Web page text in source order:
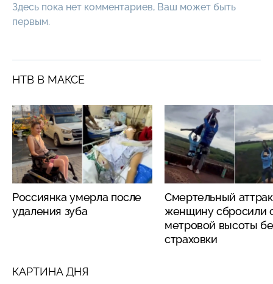
Здесь пока нет комментариев, Ваш может быть
первым.
НТВ В МАКСЕ
Россиянка умерла после
удаления зуба
Смертельный
женщину сбросили
метровой высоты
страховки
КАРТИНА ДНЯ